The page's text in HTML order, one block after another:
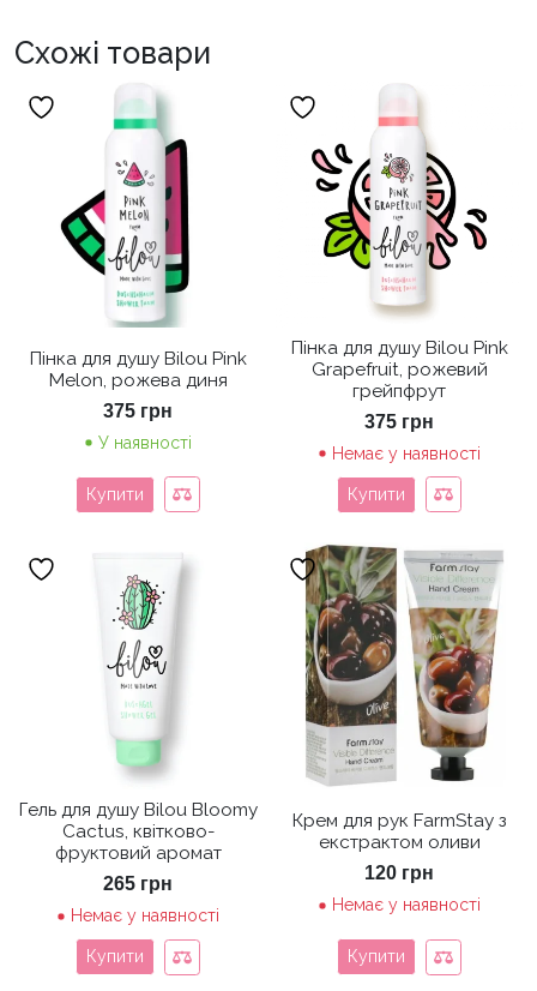
Схожі товари
Пінка для душу Bilou Pink
Melon, рожева диня
375 грн
У наявності
Купити
Пінка для душу Bilou Pink
Grapefruit, рожевий
грейпфрут
375 грн
Немає у наявності
Купити
Гель для душу Bilou Bloomy
Cactus, квітково-
фруктовий аромат
265 грн
Немає у наявності
Купити
Крем для рук FarmStay з
екстрактом оливи
120 грн
Немає у наявності
Купити